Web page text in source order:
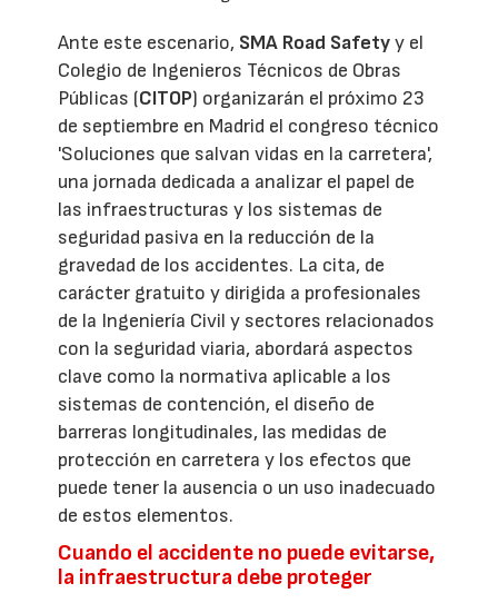
Ante este escenario, SMA Road Safetyy el
Colegio de Ingenieros Técnicos de Obras
Públicas (CITOP) organizarán el próximo 23
de septiembre en Madrid el congreso técnico
'Soluciones que salvan vidas en la carretera',
una jornada dedicada a analizar el papel de
las infraestructuras y los sistemas de
seguridad pasiva en la reducción de la
gravedad de los accidentes. La cita, de
carácter gratuito y dirigida a profesionales
de la Ingeniería Civil y sectores relacionados
con la seguridad viaria, abordará aspectos
clave como la normativa aplicable a los
sistemas de contención, el diseño de
barreras longitudinales, las medidas de
protección en carretera y los efectos que
puede tener la ausencia o un uso inadecuado
de estos elementos.
Cuando el accidente no puede evitarse,
la infraestructura debe proteger